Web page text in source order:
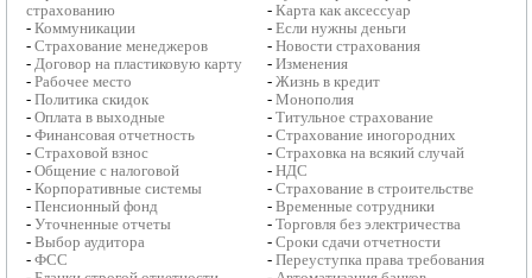
страхованию
-Коммуникации
-Страхование менеджеров
- Договор на пластиковую карту
-Рабочее место
-Политика скидок
-Оплата в выходные
-Финансовая отчетность
-Страховой взнос
-Общение с налоговой
-Корпоративные системы
-Пенсионный фонд
-Уточненные отчеты
-Выбор аудитора
-ФСС
-Карта как аксессуар
-Если нужны деньги
-Новости страхования
-Изменения
-Жизнь в кредит
-Монополия
-Титульное страхование
-Страхование иногородних
-Страховка на всякий случай
-НДС
-Страхование в строительстве
-Временные сотрудники
-Торговля без электричества
-Сроки сдачи отчетности
-Переуступка права требования